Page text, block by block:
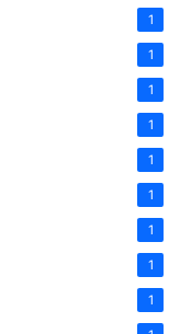
1
1
1
1
1
1
1
1
1